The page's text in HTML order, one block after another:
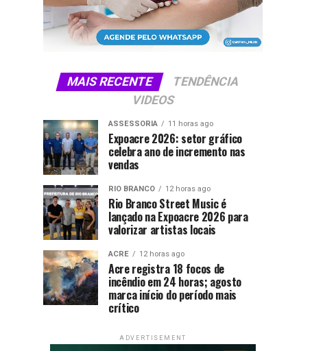
MAIS RECENTE
TENDÊNCIA
VIDEOS
ASSESSORIA 11 horas ago
Expoacre 2026: setor gráfico
celebra ano de incremento nas
vendas
RIO BRANCO 12 horas ago
Rio Branco Street Music é
lançado na Expoacre 2026 para
valorizar artistas locais
ACRE 12 horas ago
Acre registra 18 focos de
incêndio em 24 horas; agosto
marca início do período mais
crítico
ADVERTISEMENT